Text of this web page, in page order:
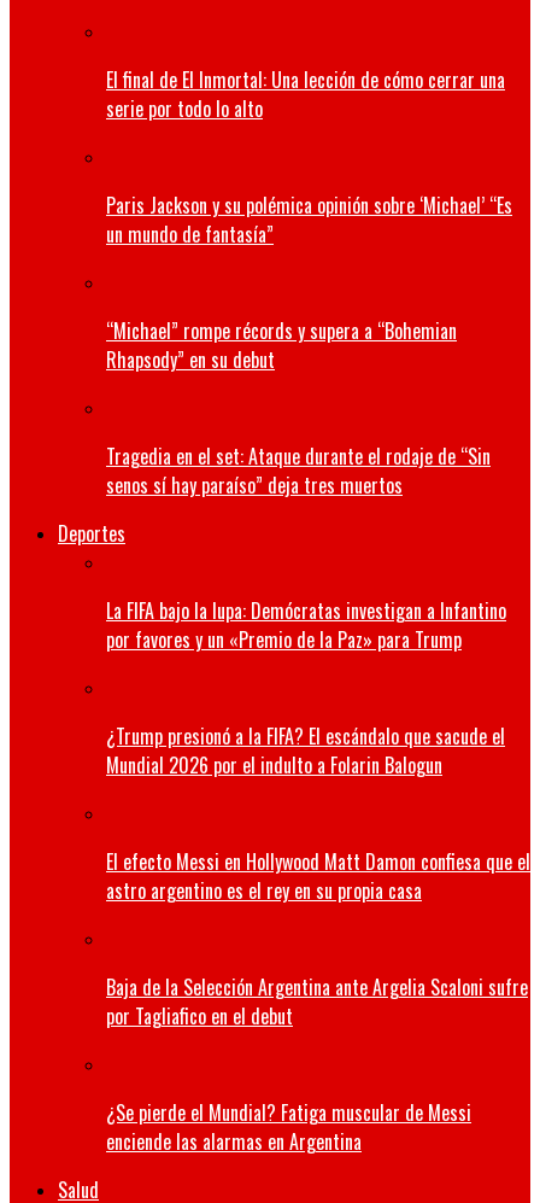
El final de El Inmortal: Una lección de cómo cerrar una
serie por todo lo alto
Paris Jackson y su polémica opinión sobre ‘Michael’ “Es
un mundo de fantasía”
“Michael” rompe récords y supera a “Bohemian
Rhapsody” en su debut
Tragedia en el set: Ataque durante el rodaje de “Sin
senos sí hay paraíso” deja tres muertos
Deportes
La FIFA bajo la lupa: Demócratas investigan a Infantino
por favores y un «Premio de la Paz» para Trump
¿Trump presionó a la FIFA? El escándalo que sacude el
Mundial 2026 por el indulto a Folarin Balogun
El efecto Messi en Hollywood Matt Damon confiesa que el
astro argentino es el rey en su propia casa
Baja de la Selección Argentina ante Argelia Scaloni sufre
por Tagliafico en el debut
¿Se pierde el Mundial? Fatiga muscular de Messi
enciende las alarmas en Argentina
Salud